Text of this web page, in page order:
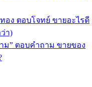
อง ตอบโจทย์ ขายอะไรดี
า)
ม” ตอบคำถาม ขายของ